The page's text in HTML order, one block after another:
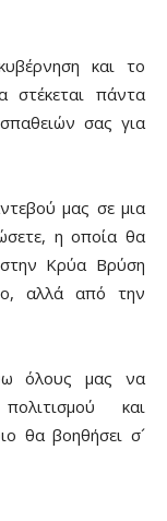
και το
στέκεται πάντα
σας για
μας σε μια
η οποία θα
στην Κρύα Βρύση
αλλά από την
όλους μας να
και
θα βοηθήσει σ´